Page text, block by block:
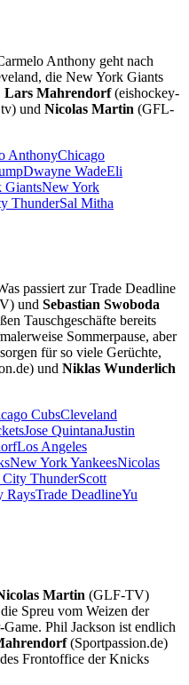
Anthony geht nach
die New York Giants
Lars Mahrendorf(eishockey-
und Nicolas Martin (GFL-
AnthonyChicago
Dwayne WadeEli
GiantsNew York
ThunderSal Mitha
passiert zur Trade Deadline
und Sebastian Swoboda
Tauschgeschäfte bereits
Sommerpause, aber
für so viele Gerüchte,
und Niklas Wunderlich
CubsCleveland
Jose QuintanaJustin
Los Angeles
New York YankeesNicolas
ThunderScott
RaysTrade DeadlineYu
Martin (GLF-TV)
Spreu vom Weizen der
Phil Jackson ist endlich
(Sportpassion.de)
Frontoffice der Knicks